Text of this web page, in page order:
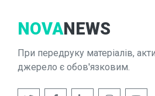
NOVANEWS
При передруку матеріалів,
джерело є обов'язковим.